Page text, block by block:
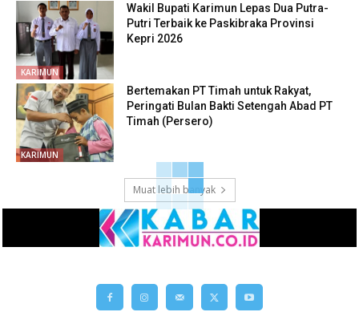
KARIMUN
Wakil Bupati Karimun Lepas Dua Putra-
Putri Terbaik ke Paskibraka Provinsi
Kepri 2026
KARIMUN
Bertemakan PT Timah untuk Rakyat,
Peringati Bulan Bakti Setengah Abad PT
Timah (Persero)
Muat lebih banyak